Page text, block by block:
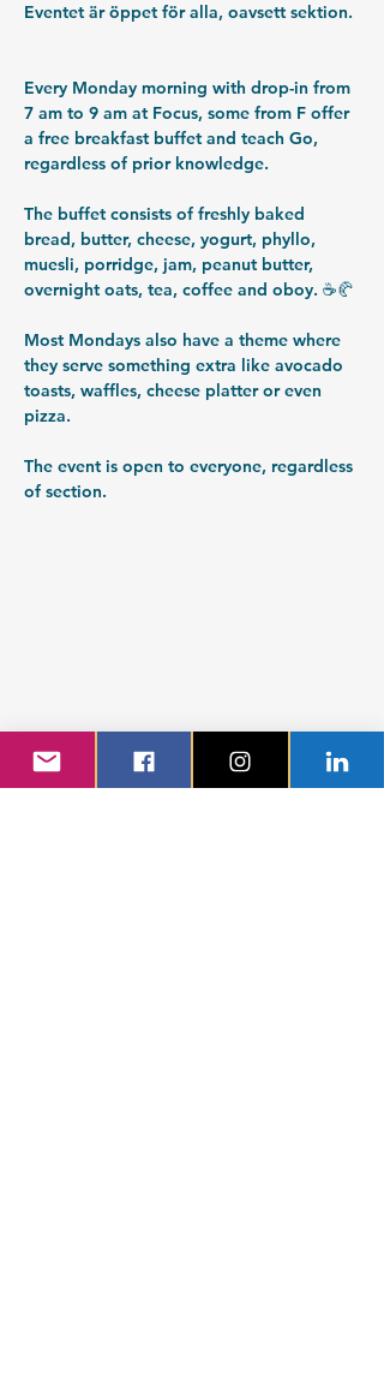
Eventet är öppet för alla, oavsett sektion.
Every Monday morning with drop-in from
7 am to 9 am at Focus, some from F offer
a free breakfast buffet and teach Go,
regardless of prior knowledge.
The buffet consists of freshly baked
bread, butter, cheese, yogurt, phyllo,
muesli, porridge, jam, peanut butter,
overnight oats, tea, coffee and oboy. ☕️🥐
Most Mondays also have a theme where
they serve something extra like avocado
toasts, waffles, cheese platter or even
pizza.
The event is open to everyone, regardless
of section.